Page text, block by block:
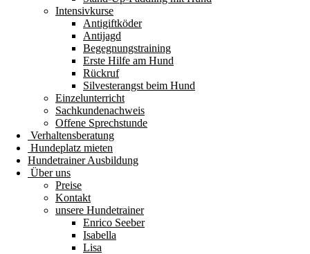
Intensivkurse
Antigiftköder
Antijagd
Begegnungstraining
Erste Hilfe am Hund
Rückruf
Silvesterangst beim Hund
Einzelunterricht
Sachkundenachweis
Offene Sprechstunde
Verhaltensberatung
Hundeplatz mieten
Hundetrainer Ausbildung
Über uns
Preise
Kontakt
unsere Hundetrainer
Enrico Seeber
Isabella
Lisa